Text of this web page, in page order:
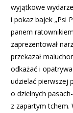
wyjątkowe
i pokaz bajek „Psi
panem
zaprezentował
przekazał
odkażać i
udzielać pierwszej
o dzielnych
z zapartym tchem.